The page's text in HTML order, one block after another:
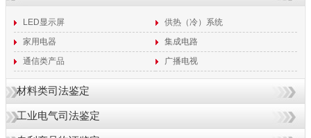
LED显示屏
供热（冷）系统
家用电器
集成电路
通信类产品
广播电视
材料类司法鉴定
工业电气司法鉴定